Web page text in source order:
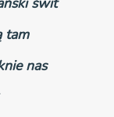
tam
nas